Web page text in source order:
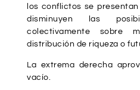
los conflictos se
disminuyen las
colectivamente sobre
distribución de riqueza o
La extrema derecha
vacío.